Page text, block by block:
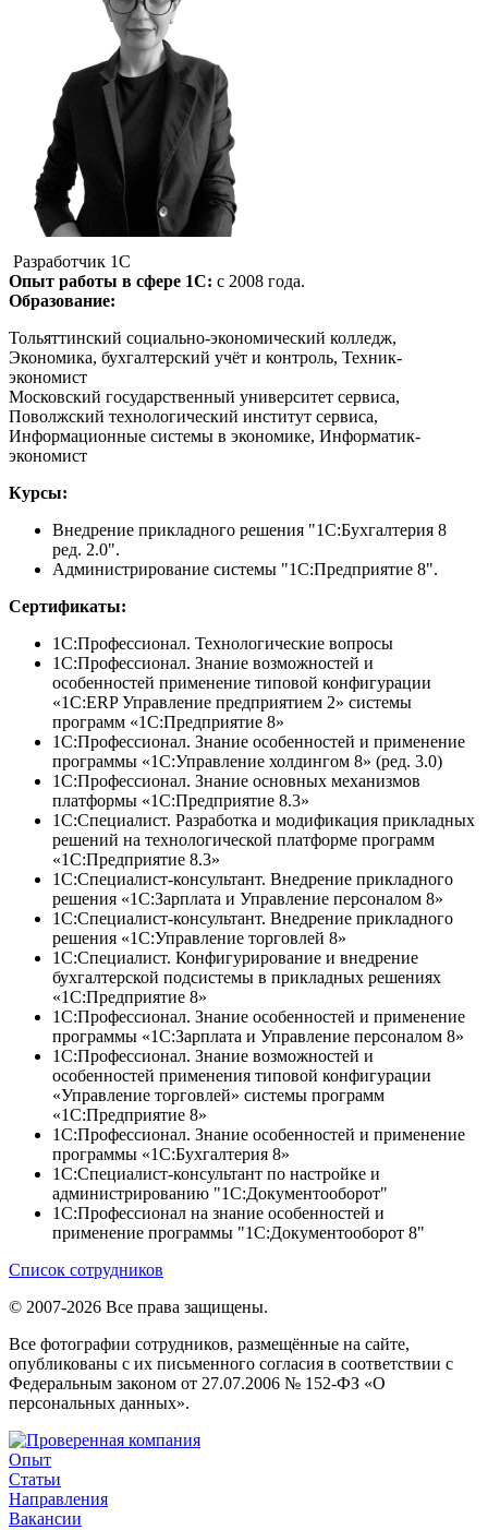
Разработчик 1С
Опыт работы в сфере 1С: с 2008 года.
Образование:
Тольяттинский социально-экономический колледж,
Экономика, бухгалтерский учёт и контроль, Техник-
экономист
Московский государственный университет сервиса,
Поволжский технологический институт сервиса,
Информационные системы в экономике, Информатик-
экономист
Курсы:
Внедрение прикладного решения "1С:Бухгалтерия 8
ред. 2.0".
Администрирование системы "1С:Предприятие 8".
Сертификаты:
1С:Профессионал. Технологические вопросы
1С:Профессионал. Знание возможностей и
особенностей применение типовой конфигурации
«1С:ERP Управление предприятием 2» системы
программ «1С:Предприятие 8»
1С:Профессионал. Знание особенностей и применение
программы «1С:Управление холдингом 8» (ред. 3.0)
1С:Профессионал. Знание основных механизмов
платформы «1С:Предприятие 8.3»
1С:Специалист. Разработка и модификация прикладных
решений на технологической платформе программ
«1С:Предприятие 8.3»
1С:Специалист-консультант. Внедрение прикладного
решения «1С:Зарплата и Управление персоналом 8»
1С:Специалист-консультант. Внедрение прикладного
решения «1С:Управление торговлей 8»
1С:Специалист. Конфигурирование и внедрение
бухгалтерской подсистемы в прикладных решениях
«1С:Предприятие 8»
1С:Профессионал. Знание особенностей и применение
программы «1С:Зарплата и Управление персоналом 8»
1С:Профессионал. Знание возможностей и
особенностей применения типовой конфигурации
«Управление торговлей» системы программ
«1С:Предприятие 8»
1С:Профессионал. Знание особенностей и применение
программы «1С:Бухгалтерия 8»
1С:Специалист-консультант по настройке и
администрированию "1С:Документооборот"
1С:Профессионал на знание особенностей и
применение программы "1С:Документооборот 8"
Список сотрудников
© 2007-2026 Все права защищены.
Все фотографии сотрудников, размещённые на сайте,
опубликованы с их письменного согласия в соответствии с
Федеральным законом от 27.07.2006 № 152-ФЗ «О
персональных данных».
Опыт
Статьи
Направления
Вакансии